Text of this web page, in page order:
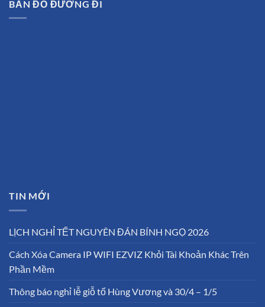
BẢN ĐỒ ĐƯỜNG ĐI
TIN MỚI
LỊCH NGHỈ TẾT NGUYÊN ĐÁN BÍNH NGỌ 2026
Cách Xóa Camera IP WIFI EZVIZ Khỏi Tài Khoản Khác Trên
Phần Mềm
Thông báo nghỉ lễ giỗ tổ Hùng Vương và 30/4 – 1/5